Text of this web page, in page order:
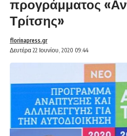
προγράμματος
Τρίτσης»
Δευτέρα 22 Ιουνίου, 2020 09:44
florinapress.gr